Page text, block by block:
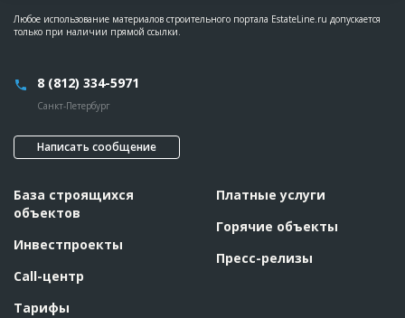
Любое использование материалов строительного портала EstateLine.ru допускается
только при наличии прямой ссылки.
8 (812) 334-5971
Санкт-Петербург
Написать сообщение
База строящихся
объектов
Инвестпроекты
Call-центр
Тарифы
Платные услуги
Горячие объекты
Пресс-релизы